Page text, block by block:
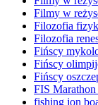
Filmy w
Filozofia
Filozofia
Fińscy
Fińscy
Fińscy
FIS
fishing jon